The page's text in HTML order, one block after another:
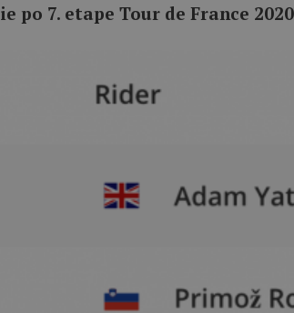
po 7. etape Tour de France